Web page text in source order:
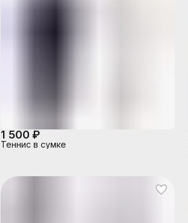
1 500 ₽
Теннис в сумке